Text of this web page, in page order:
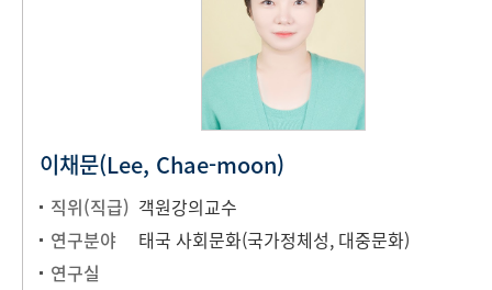
이채문(Lee, Chae-moon)
직위(직급) 객원강의교수
연구분야
태국 사회문화(국가정체성, 대중문화)
연구실